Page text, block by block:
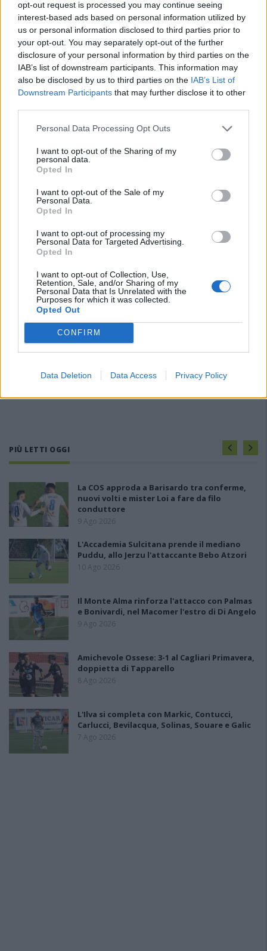
opt-out request is processed you may continue seeing
interest-based ads based on personal information utilized by
us or personal information disclosed to third parties prior to
your opt-out. You may separately opt-out of the further
disclosure of your personal information by third parties on the
IAB’s list of downstream participants. This information may
also be disclosed by us to third parties on the IAB’s List of
Downstream Participants that may further disclose it to other
Personal Data Processing Opt Outs
I want to opt-out of the Sharing of my
personal data.
Opted In
I want to opt-out of the Sale of my
Personal Data.
Opted In
I want to opt-out of processing my
Personal Data for Targeted Advertising.
Opted In
I want to opt-out of Collection, Use,
Retention, Sale, and/or Sharing of my
Personal Data that Is Unrelated with the
Purposes for which it was collected.
Opted Out
CONFIRM
Data Deletion Data Access Privacy Policy
PIÙ LETTI OGGI
La COS approda a Barisardo tra conferme,
nuovi volti e mister Loi a fare da filo
conduttore
9 Ago 2026
L'Accademia Sulcitana prende il mediano
Puddu, allo Jerzu l'attaccante Bebo Atzori
10 Ago 2026
Il Monte Alma rinforza l'attacco con Palmas
e Bonivardi, nel Macomer l'estro di Di Angelo
9 Ago 2026
Amichevole Ossese: 3-1 al Cagliari Primavera,
doppietta di Tapparello
8 Ago 2026
L'Ilva si completa con Markic, Contucci,
Carlucci, Bevilacqua, Solinas, Souare e Galic
7 Ago 2026